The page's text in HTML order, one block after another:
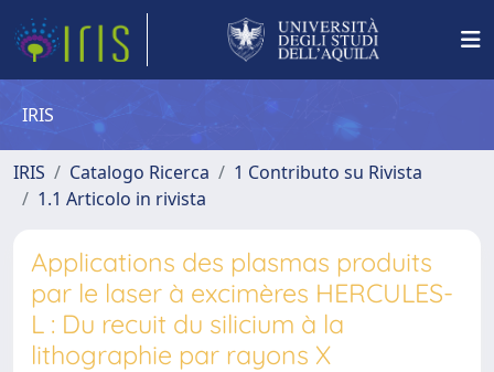
IRIS
IRIS Catalogo Ricerca
1 Contributo su Rivista
1.1 Articolo in rivista
Applications des plasmas produits
par le laser à excimères HERCULES-
L : Du recuit du silicium à la
lithographie par rayons X